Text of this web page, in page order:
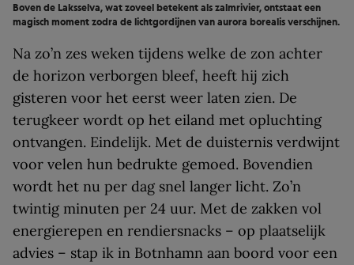
Boven de Laksselva, wat zoveel betekent als zalmrivier, ontstaat een
magisch moment zodra de lichtgordijnen van aurora borealis verschijnen.
Na zo’n zes weken tijdens welke de zon achter
de horizon verborgen bleef, heeft hij zich
gisteren voor het eerst weer laten zien. De
terugkeer wordt op het eiland met opluchting
ontvangen. Eindelijk. Met de duisternis verdwijnt
voor velen hun bedrukte gemoed. Bovendien
wordt het nu per dag snel langer licht. Zo’n
twintig minuten per 24 uur. Met de zakken vol
energierepen en rendiersnacks – op plaatselijk
advies – stap ik in Botnhamn aan boord voor een